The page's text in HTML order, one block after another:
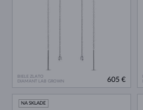
BIELE ZLATO
DIAMANT LAB GROWN
605 €
NA SKLADE